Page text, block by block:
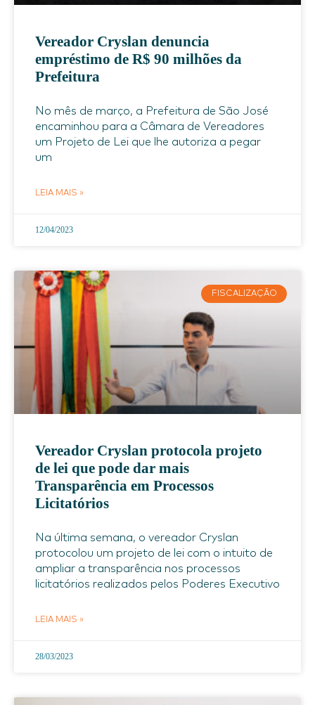
Vereador Cryslan denuncia
empréstimo de R$ 90 milhões da
Prefeitura
No mês de março, a Prefeitura de São José
encaminhou para a Câmara de Vereadores
um Projeto de Lei que lhe autoriza a pegar
um
LEIA MAIS »
12/04/2023
FISCALIZAÇÃO
Vereador Cryslan protocola projeto
de lei que pode dar mais
Transparência em Processos
Licitatórios
Na última semana, o vereador Cryslan
protocolou um projeto de lei com o intuito de
ampliar a transparência nos processos
licitatórios realizados pelos Poderes Executivo
LEIA MAIS »
28/03/2023